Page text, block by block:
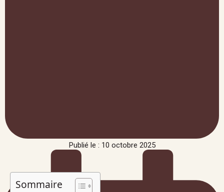
Publié le : 10 octobre 2025
Sommaire